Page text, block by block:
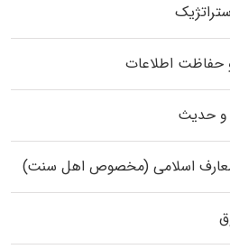
حفاظت اطلاعات
و حدیث
معارف اسلامی (مخصوص اهل سنت)